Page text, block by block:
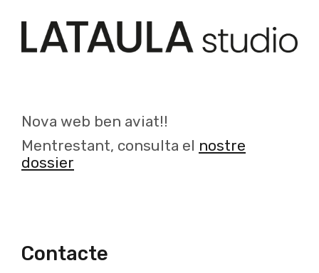
Nova web ben aviat!!
Mentrestant, consulta el nostre
dossier
Contacte